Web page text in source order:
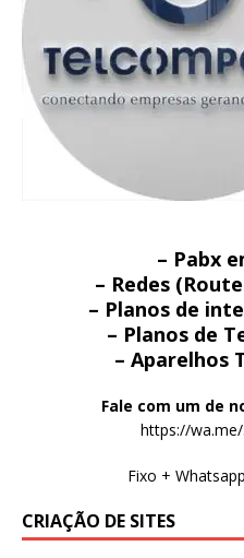
– Pabx
– Redes
– Planos de
– Planos de
– Aparelhos
Fale com um de
https://
Fixo +
CRIAÇÃO DE SITES